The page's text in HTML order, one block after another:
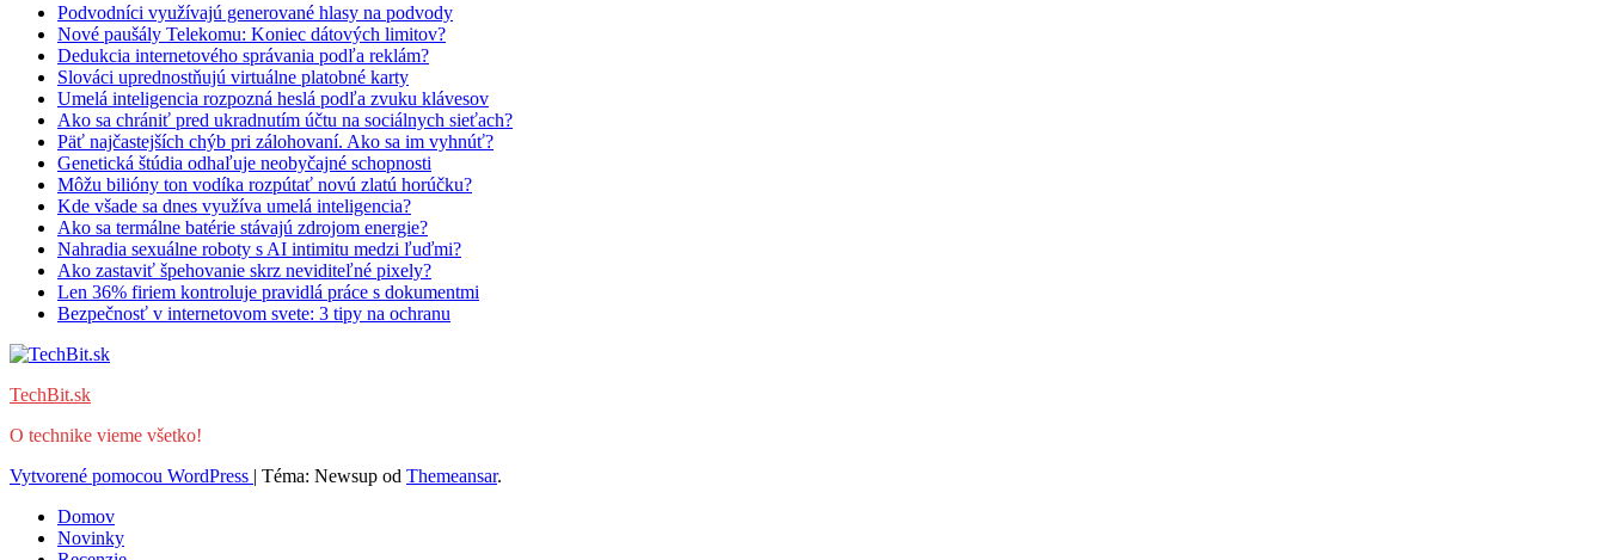
Podvodníci využívajú generované hlasy na podvody
Nové paušály Telekomu: Koniec dátových limitov?
Dedukcia internetového správania podľa reklám?
Slováci uprednostňujú virtuálne platobné karty
Umelá inteligencia rozpozná heslá podľa zvuku klávesov
Ako sa chrániť pred ukradnutím účtu na sociálnych sieťach?
Päť najčastejších chýb pri zálohovaní. Ako sa im vyhnúť?
Genetická štúdia odhaľuje neobyčajné schopnosti
Môžu bilióny ton vodíka rozpútať novú zlatú horúčku?
Kde všade sa dnes využíva umelá inteligencia?
Ako sa termálne batérie stávajú zdrojom energie?
Nahradia sexuálne roboty s AI intimitu medzi ľuďmi?
Ako zastaviť špehovanie skrz neviditeľné pixely?
Len 36% firiem kontroluje pravidlá práce s dokumentmi
Bezpečnosť v internetovom svete: 3 tipy na ochranu
TechBit.sk
O technike vieme všetko!
Vytvorené pomocou WordPress | Téma: Newsup od Themeansar.
Domov
Novinky